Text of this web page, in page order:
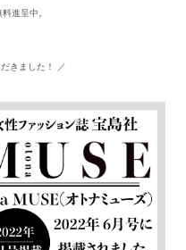
進呈中。
きました！ ／